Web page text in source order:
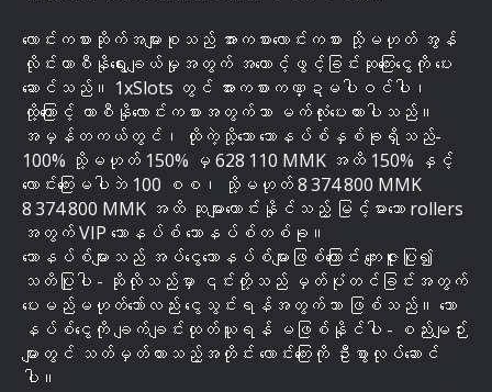
လောင်းကစားဆိုက်အများစုသည် အားကစားလောင်းကစား သို့မဟုတ် အွန်
လိုင်းကာစီနိုရွေးချယ်မှုအတွက် အကောင့်ဖွင့်ခြင်းဆုကြေးငွေကို ပေး
ဆောင်သည်။ 1xSlots တွင် အားကစားကဏ္ဍမပါဝင်ပါ၊
ထို့ကြောင့် ကာစီနိုလောင်းကစားအတွက်သာ မက်လုံးပေးထားပါသည်။
အမှန်တကယ်တွင်၊ ထိုကဲ့သို့သော ဘောနပ်စ်နှစ်ခုရှိသည်-
100% သို့မဟုတ် 150% မှ 628 110 MMK အထိ 150% နှင့်
လောင်းကြေးမပါဘဲ 100 စစ၊ သို့မဟုတ် 8 374 800 MMK
8 374 800 MMK အထိ ဆုများတောင်းနိုင်သည့် မြင့်မားသော rollers
အတွက် VIP ဘောနပ်စ် ဘောနပ်စ်တစ်ခု။
ဘောနပ်စ်များသည် အပ်ငွေဘောနပ်စ်များဖြစ်ကြောင်း ကျေးဇူးပြု၍
သတိပြုပါ - ဆိုလိုသည်မှာ ၎င်းတို့သည် မှတ်ပုံတင်ခြင်းအတွက်
ပေးမည်မဟုတ်သော်လည်း ငွေသွင်းရန်အတွက်သာ ဖြစ်သည်။ ဘော
နပ်စ်ငွေကို ချက်ချင်းထုတ်ယူရန် မဖြစ်နိုင်ပါ - စည်းမျဉ်း
များတွင် သတ်မှတ်ထားသည့်အတိုင်း လောင်းကြေးကို ဦးစွာလုပ်ဆောင်
ပါ။